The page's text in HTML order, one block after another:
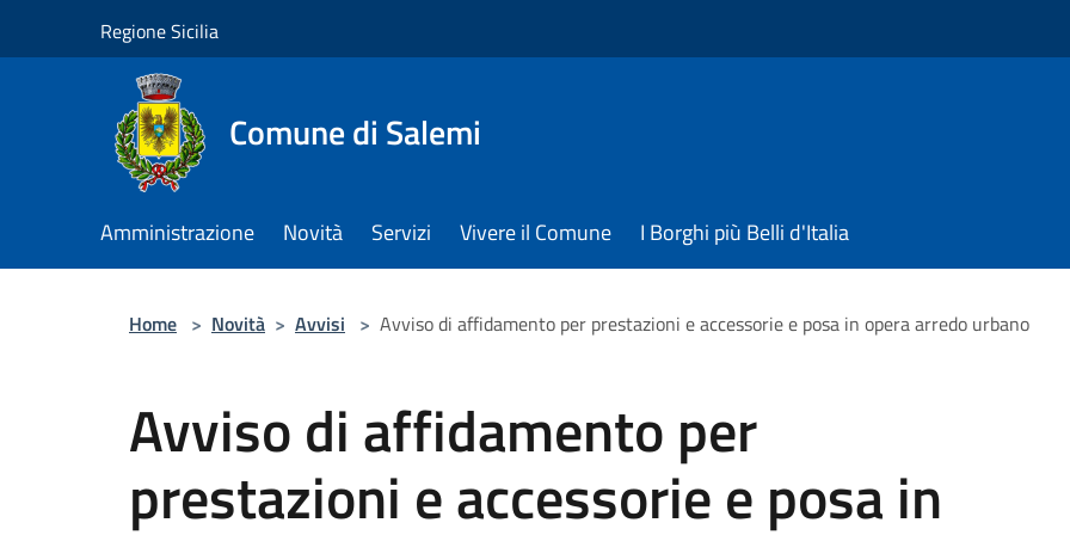
Regione Sicilia
Comune di Salemi
Amministrazione Novità Servizi Vivere il Comune I Borghi più Belli d'Italia
Home > Novità > Avvisi > Avviso di affidamento per prestazioni e accessorie e posa in opera arredo urbano
Avviso di affidamento per
prestazioni e accessorie e posa in